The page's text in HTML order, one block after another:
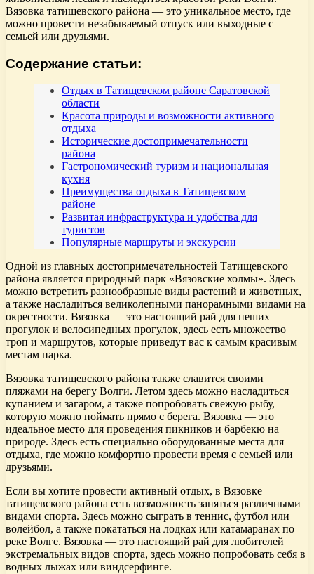
Вязовка татищевского района — это уникальное место, где
можно провести незабываемый отпуск или выходные с
семьей или друзьями.
Содержание статьи:
Отдых в Татищевском районе Саратовской
области
Красота природы и возможности активного
отдыха
Исторические достопримечательности
района
Гастрономический туризм и национальная
кухня
Преимущества отдыха в Татищевском
районе
Развитая инфраструктура и удобства для
туристов
Популярные маршруты и экскурсии
Одной из главных достопримечательностей Татищевского
района является природный парк «Вязовские холмы». Здесь
можно встретить разнообразные виды растений и животных,
а также насладиться великолепными панорамными видами на
окрестности. Вязовка — это настоящий рай для пеших
прогулок и велосипедных прогулок, здесь есть множество
троп и маршрутов, которые приведут вас к самым красивым
местам парка.
Вязовка татищевского района также славится своими
пляжами на берегу Волги. Летом здесь можно насладиться
купанием и загаром, а также попробовать свежую рыбу,
которую можно поймать прямо с берега. Вязовка — это
идеальное место для проведения пикников и барбекю на
природе. Здесь есть специально оборудованные места для
отдыха, где можно комфортно провести время с семьей или
друзьями.
Если вы хотите провести активный отдых, в Вязовке
татищевского района есть возможность заняться различными
видами спорта. Здесь можно сыграть в теннис, футбол или
волейбол, а также покататься на лодках или катамаранах по
реке Волге. Вязовка — это настоящий рай для любителей
экстремальных видов спорта, здесь можно попробовать себя в
водных лыжах или виндсерфинге.